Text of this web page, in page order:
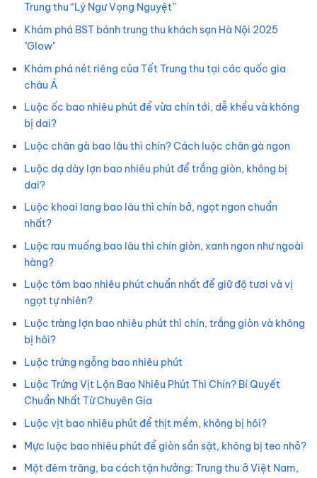
Trung thu “Lý Ngư Vọng Nguyệt”
Khám phá BST bánh trung thu khách sạn Hà Nội 2025
"Glow"
Khám phá nét riêng của Tết Trung thu tại các quốc gia
châu Á
Luộc ốc bao nhiêu phút để vừa chín tới, dễ khều và không
bị dai?
Luộc chân gà bao lâu thì chín? Cách luộc chân gà ngon
Luộc dạ dày lợn bao nhiêu phút để trắng giòn, không bị
dai?
Luộc khoai lang bao lâu thì chín bở, ngọt ngon chuẩn
nhất?
Luộc rau muống bao lâu thì chín giòn, xanh ngon như ngoài
hàng?
Luộc tôm bao nhiêu phút chuẩn nhất để giữ độ tươi và vị
ngọt tự nhiên?
Luộc tràng lợn bao nhiêu phút thì chín, trắng giòn và không
bị hôi?
Luộc trứng ngỗng bao nhiêu phút
Luộc Trứng Vịt Lộn Bao Nhiêu Phút Thì Chín? Bí Quyết
Chuẩn Nhất Từ Chuyên Gia
Luộc vịt bao nhiêu phút để thịt mềm, không bị hôi?
Mực luộc bao nhiêu phút để giòn sần sật, không bị teo nhỏ?
Một đêm trăng, ba cách tận hưởng: Trung thu ở Việt Nam,